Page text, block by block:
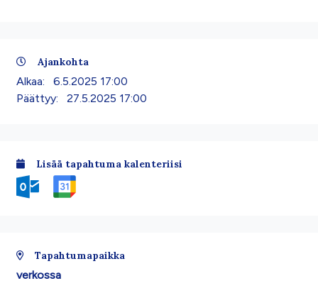
Ajankohta
Alkaa: 6.5.2025 17:00
Päättyy: 27.5.2025 17:00
Lisää tapahtuma kalenteriisi
Tapahtumapaikka
verkossa